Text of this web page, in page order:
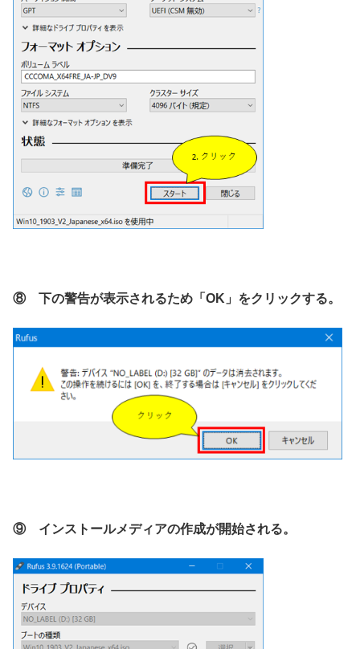
⑧ 下の警告が表示されるため「OK」をクリックする。
⑨ インストールメディアの作成が開始される。